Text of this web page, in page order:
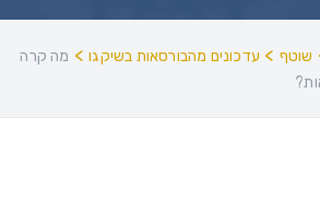
שוטף > עדכונים מהבורסאות בשיקגו> מה קרה